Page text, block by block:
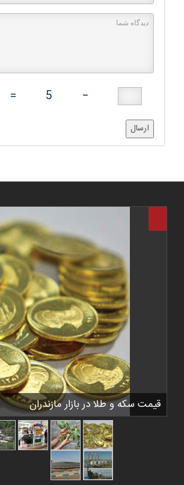
−
5
=
ارسال
قیمت سکه و طلا در بازار مازندران